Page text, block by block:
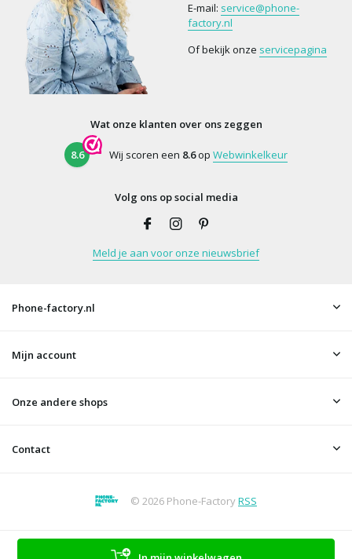
E-mail: service@phone-
factory.nl
Of bekijk onze servicepagina
Wat onze klanten over ons zeggen
8.6 Wij scoren een 8.6op Webwinkelkeur
Volg ons op social media
Meld je aan voor onze nieuwsbrief
Phone-factory.nl
Mijn account
Onze andere shops
Contact
© 2026 Phone-FactoryRSS